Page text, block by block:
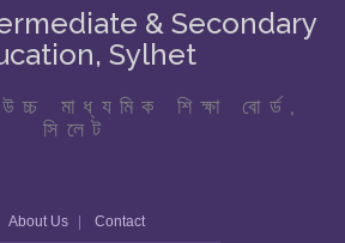
& Secondary
Sylhet
মাধ্যমিক শিক্ষা বোর্ড,
সিলেট
About Us Contact